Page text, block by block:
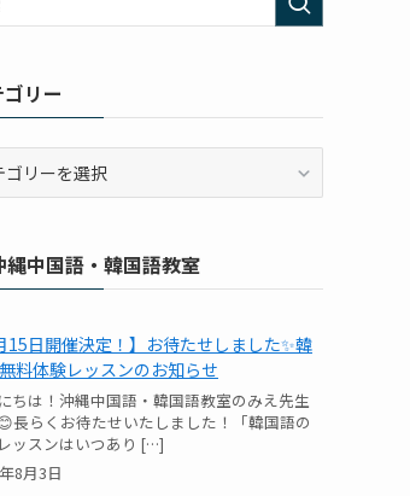
リー
縄中国語・韓国語教室
15日開催決定！】お待たせしました✨韓
料体験レッスンのお知らせ
8月3日
ちは！沖縄中国語・韓国語教室のみえ先生
長らくお待たせいたしました！「韓国語の
ッスンはいつあり […]